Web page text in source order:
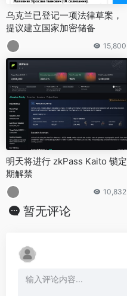
乌克兰已登记一项法律草案，
提议建立国家加密储备
15,800
明天将进行 zkPass Kaito 锁定
期解禁
10,832
暂无评论